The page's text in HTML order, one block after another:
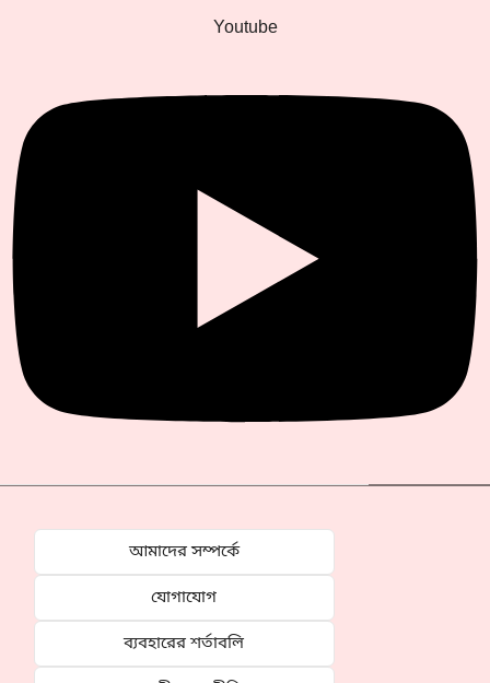
Youtube
আমাদের সম্পর্কে
যোগাযোগ
ব্যবহারের শর্তাবলি